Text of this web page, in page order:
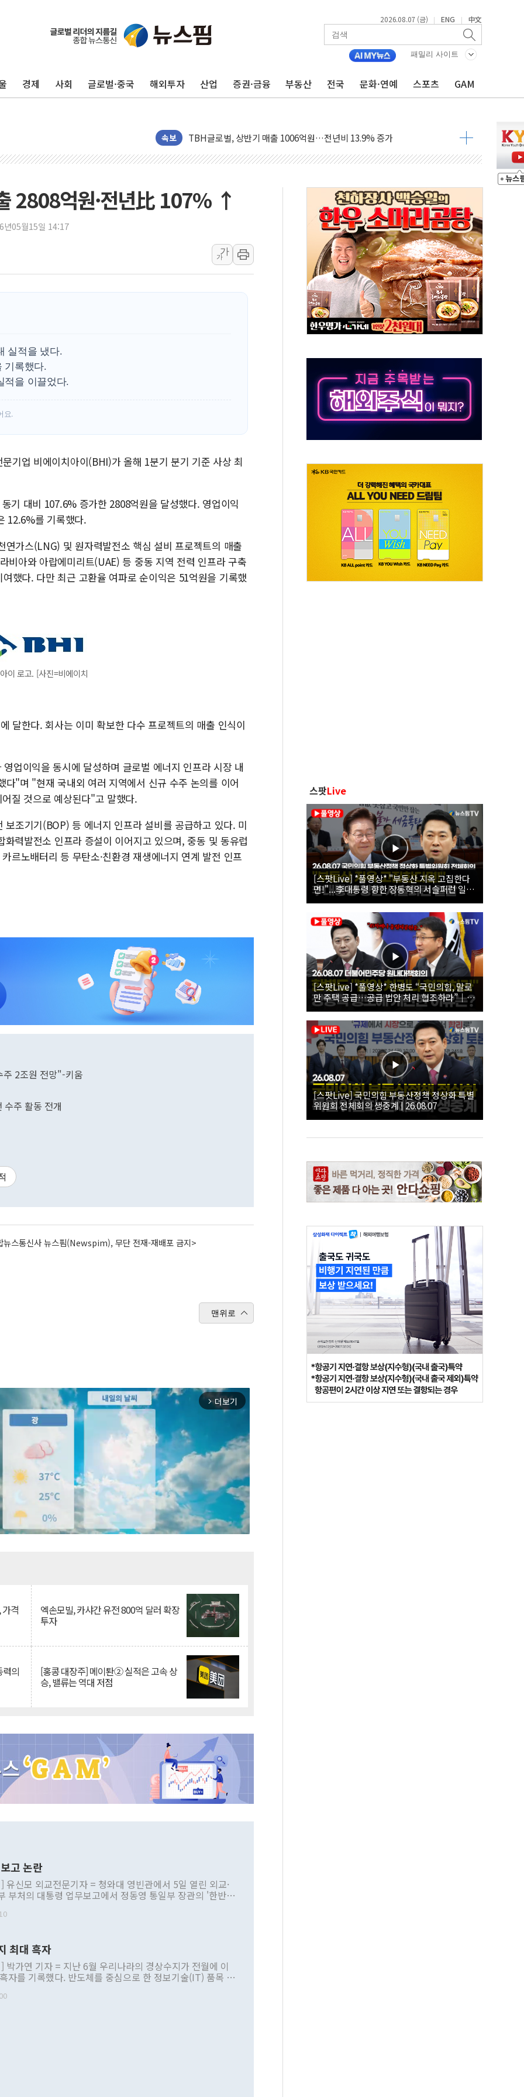
2026.08.07 (금) | ENG | 中文
패밀리 사이트
경제 사회 글로벌·중국 해외투자 산업 증권·금융 부동산 전국 문화·연예 스포츠 GAM
속보
李대통령, 진급 장성들에게 "내란으로 훼손된 군 신뢰 회복해야"
우리자산운용, MMF 순자산 30조 돌파…증시 급락에 업계 1위
AI 메모리 향한 뜨거운 관심…SK하이닉스, FMS서 '풀스택' 기술력 과시
건설 불황 속 내실 다진 한샘…B2B 확장으로 성장동력 확보
현대지에프홀딩스, 자사주 1000억 연내 소각…2분기 영업익 853억
관광객 3000만명 목표인데…외국인 숙박 부가세 환급 앞당겨 종료
[뉴스핌 이 시각 PICK] 축구협회 성접대 기간, 대표팀 무패 外
美 정보 당국 "푸틴, 몇 년 내 NATO 결속력 시험하려 한정적 침공 가능성"
인도, 바이오가스 생산에 3.5조원 투입키로...'에너지 자립' 일환
서울시, 정비사업으로 주택 36% 늘었다...공급부족 전 시장 규제 탓 커
신인류콘텐츠, 핀란드 AI 기업 Audission Oy와 운영 파트너십 체결
"일부 존치" vs "전면 개발"…서리풀2구역 갈등, 협의 테이블에
[AI 카드뉴스] 기후변화가 바꾼 대한민국 여름
전남광주 구례 산불 32분 만에 주불 진화...인명피해 없어
캠코, 5918억원 규모 압류재산 1506건 공매
[시승기] 공간·승차감 잡은 볼보 EX90…'올 터치'는 호불호
2808억원·전년比 107% ↑
년05월15일 14:17
가
가
실적을 냈다.
기록했다.
적을 이끌었다.
요.
기업 비에이치아이(BHI)가 올해 1분기 분기 기준 사상 최
기 대비 107.6% 증가한 2808억원을 달성했다. 영업이익
12.6%를 기록했다.
가스(LNG) 및 원자력발전소 핵심 설비 프로젝트의 매출
비아와 아랍에미리트(UAE) 등 중동 지역 전력 인프라 구축
했다. 다만 최근 고환율 여파로 순이익은 51억원을 기록했
이 로고. [사진=비에이치
달한다. 회사는 이미 확보한 다수 프로젝트의 매출 인식이
업이익을 동시에 달성하며 글로벌 에너지 인프라 시장 내
"며 "현재 국내외 여러 지역에서 신규 수주 논의를 이어
질 것으로 예상된다"고 말했다.
조기기(BOP) 등 에너지 인프라 설비를 공급하고 있다. 미
력발전소 인프라 증설이 이어지고 있으며, 중동 및 동유럽
르노배터리 등 무탄소·친환경 재생에너지 연계 발전 인프
2조원 전망"-키움
수주 활동 전개
뉴스통신사 뉴스핌(Newspim), 무단 전재-재배포 금지>
맨위로
arrow_forward_ios 더보기
격 엑손모빌, 카샤간 유전 800억 달러 확장
투자
의 [홍콩 대장주] 메이퇀② 실적은 고속 상
승, 밸류는 역대 저점
고 논란
유신모 외교전문기자 = 청와대 영빈관에서 5일 열린 외교·
부처의 대통령 업무보고에서 정동영 통일부 장관의 '한반도
부 내 조율을 거치지 않은 사안을 정책으로 추진하겠다고 공
근거한 비현실적 구상'이라는 비판을 내놨다. 그동안 정 장
관련 발언이 물의를 빚은 적은 여러 번 있지만 대통령과 유
공개적으로 부정적 입장을 표명한 것은 이례적이다. 정 장
북 접근법과 월권을 제어해야 한다는 목소리도 높아지고 있
최대 흑자
박가연 기자 = 지난 6월 우리나라의 경상수지가 전월에 이
자를 기록했다. 반도체를 중심으로 한 정보기술(IT) 품목 수
르
스팟Live
[스팟Live] *풀영상* "부동산 지옥 고집한다
면!"...李대통령 향한 장동혁의 서슬퍼런 일갈
| 26.08.07 국민의힘 부동산정책 정상화 특별
위원회 전체회의
[스팟Live] *풀영상* 한병도 “국민의힘, 말로
만 주택 공급…공급 법안 처리 협조하라”｜
26.08.07 더불어민주당 원내대책회의
[스팟Live] 국민의힘 부동산정책 정상화 특별
위원회 전체회의 생중계 | 26.08.07